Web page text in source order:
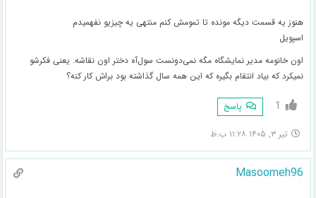
هنوز یه قسمت دیگه مونده تا تمومش کنم منتهی یه چیزیو نفهمیدم
اسپویل
اون خانومه مدیر نمایشگاه مگه نمی‌دونست سول‌آه دختر اون نقاشه. یعنی فکرشو
نمیکرد که بیاد انتقام بگیره که این همه سال گذاشته بود براش کار کنه؟
1 پاسخ
تیر ۳, ۱۴۰۵ ۱۱:۲۸ ب.ظ
Masoomeh96